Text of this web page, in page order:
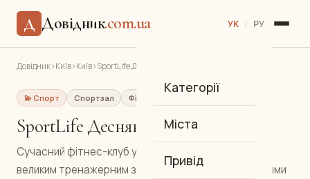
Д Довідник.com.ua УК / РУ
Категорії
Міста
Привід
Довідник›Київ›Київ›SportLife Деснянський
💫 Спорт Спортзал Фітнес-клуб Деснянський
SportLife Деснянський
Сучасний фітнес-клуб у Деснянському районі з
великим тренажерним залом, басейном та груповими